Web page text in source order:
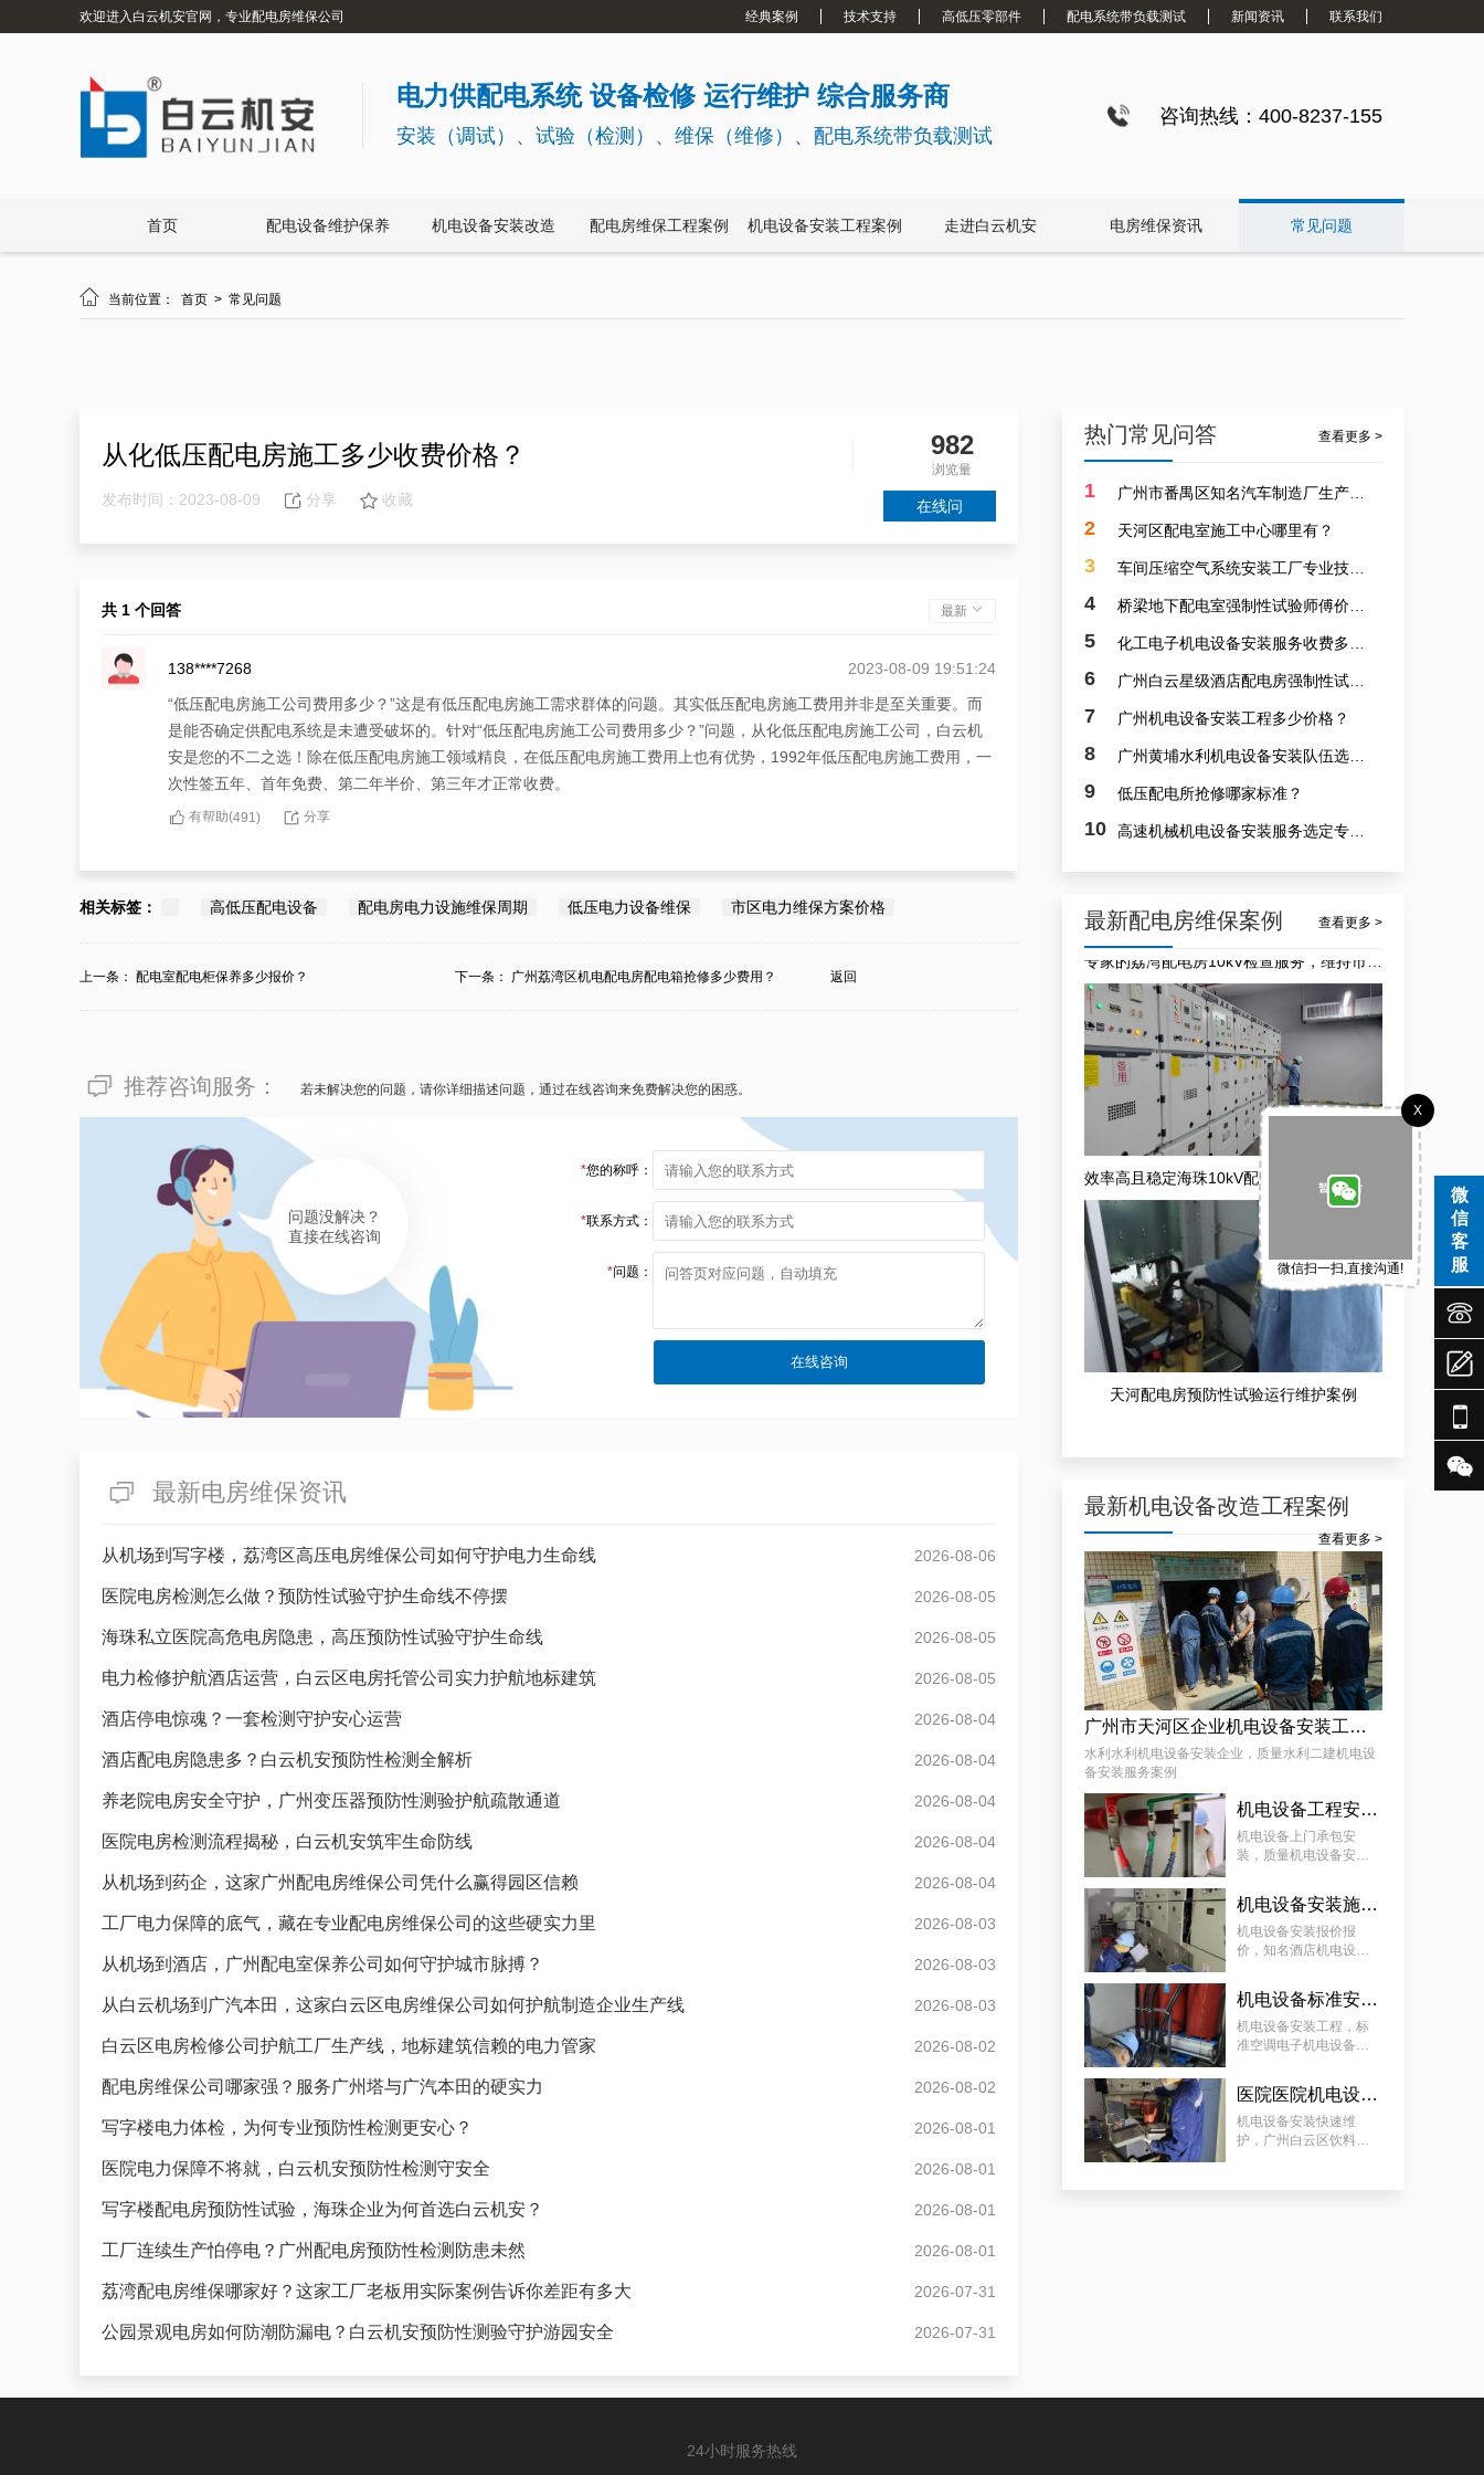
欢迎进入白云机安官网，专业配电房维保公司 经典案例 技术支持 高低压零部件 配电系统带负载测试 新闻资讯 联系我们
电力供配电系统 设备检修 运行维护 综合服务商
安装（调试）、试验（检测）、维保（维修）、配电系统带负载测试
咨询热线：400-8237-155
首页 配电设备维护保养 机电设备安装改造 配电房维保工程案例 机电设备安装工程案例 走进白云机安 电房维保资讯 常见问题
 当前位置： 首页 > 常见问题
从化低压配电房施工多少收费价格？ 982
浏览量
发布时间：2023-08-09 分享 收藏 在线问
共 1 个回答 最新
138****7268
2023-08-09 19:51:24
“低压配电房施工公司费用多少？”这是有低压配电房施工需求群体的问题。其实低压配电房施工费用并非是至关重要。而
是能否确定供配电系统是未遭受破坏的。针对“低压配电房施工公司费用多少？”问题，从化低压配电房施工公司，白云机
安是您的不二之选！除在低压配电房施工领域精良，在低压配电房施工费用上也有优势，1992年低压配电房施工费用，一
次性签五年、首年免费、第二年半价、第三年才正常收费。
有帮助(491 ) 分享
相关标签： 高低压配电设备 配电房电力设施维保周期 低压电力设备维保 市区电力维保方案价格
上一条： 配电室配电柜保养多少报价？ 下一条： 广州荔湾区机电配电房配电箱抢修多少费用？ 返回
推荐咨询服务： 若未解决您的问题，请你详细描述问题，通过在线咨询来免费解决您的困惑。
问题没解决？
直接在线咨询
*您的称呼：
*联系方式：
*问题：
最新电房维保资讯
从机场到写字楼，荔湾区高压电房维保公司如何守护电力生命线 2026-08-06
医院电房检测怎么做？预防性试验守护生命线不停摆 2026-08-05
海珠私立医院高危电房隐患，高压预防性试验守护生命线 2026-08-05
电力检修护航酒店运营，白云区电房托管公司实力护航地标建筑 2026-08-05
酒店停电惊魂？一套检测守护安心运营 2026-08-04
酒店配电房隐患多？白云机安预防性检测全解析 2026-08-04
养老院电房安全守护，广州变压器预防性测验护航疏散通道 2026-08-04
医院电房检测流程揭秘，白云机安筑牢生命防线 2026-08-04
从机场到药企，这家广州配电房维保公司凭什么赢得园区信赖 2026-08-04
工厂电力保障的底气，藏在专业配电房维保公司的这些硬实力里 2026-08-03
从机场到酒店，广州配电室保养公司如何守护城市脉搏？ 2026-08-03
从白云机场到广汽本田，这家白云区电房维保公司如何护航制造企业生产线 2026-08-03
白云区电房检修公司护航工厂生产线，地标建筑信赖的电力管家 2026-08-02
配电房维保公司哪家强？服务广州塔与广汽本田的硬实力 2026-08-02
写字楼电力体检，为何专业预防性检测更安心？ 2026-08-01
医院电力保障不将就，白云机安预防性检测守安全 2026-08-01
写字楼配电房预防性试验，海珠企业为何首选白云机安？ 2026-08-01
工厂连续生产怕停电？广州配电房预防性检测防患未然 2026-08-01
荔湾配电房维保哪家好？这家工厂老板用实际案例告诉你差距有多大 2026-07-31
公园景观电房如何防潮防漏电？白云机安预防性测验守护游园安全 2026-07-31
热门常见问答 查看更多 >
1
2 天河区配电室施工中心哪里有？
3
4
5
6
7 广州机电设备安装工程多少价格？
8
9 低压配电所抢修哪家标准？
10
最新配电房维保案例 查看更多 >
天河配电房预防性试验运行维护案例
专业化白云低压配电房年检保养公司，全过程服务记录
白云配电房检查案例|合规合法
最新机电设备改造工程案例
查看更多 >
广州市天河区企业机电设备安装工程，质量水利二建机电设备安装服务案例
水利水利机电设备安装企业，质量水利二建机电设
备安装服务案例
机电设备工程安装厂家，质量机电设备安装工程厂家提供景区机电设备安装工程案例分享
机电设备上门承包安
装，质量机电设备安装
设备安装工程案例分享
机电设备安装施工服务，知名酒店机电设备安装工程谋划方案分享
机电设备安装报价报
价，知名酒店机电设备
机电设备标准安装，标准空调电子机电设备安装服务案例
机电设备安装工程，标
准空调电子机电设备安
医院医院机电设备安装，广州白云区饮料工厂饮料灌装设备安装案例
机电设备安装快速维
护，广州白云区饮料工
24小时服务热线
微
信
客
服
X
微信扫一扫,直接沟通!




